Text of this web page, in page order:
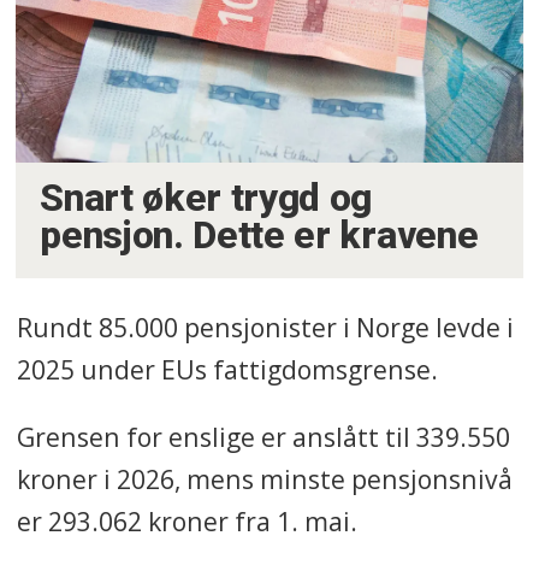
Snart øker trygd og
pensjon. Dette er kravene
Rundt 85.000 pensjonister i Norge levde i
2025 under EUs fattigdomsgrense.
Grensen for enslige er anslått til 339.550
kroner i 2026, mens minste pensjonsnivå
er 293.062 kroner fra 1. mai.